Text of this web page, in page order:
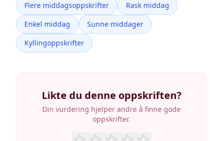
Flere middagsoppskrifter
Rask middag
Enkel middag
Sunne middager
Kyllingoppskrifter
Likte du denne oppskriften?
Din vurdering hjelper andre å finne gode
oppskrifter.